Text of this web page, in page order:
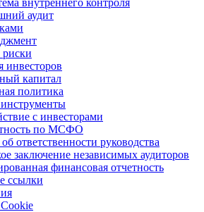
внутреннего контроля
аудит
инвесторов
капитал
политика
с инвеcторами
по МСФО
ответственности руководства
заключение независимых аудиторов
финансовая отчетность
ссылки